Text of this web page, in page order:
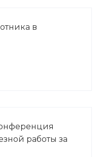
в
работы за